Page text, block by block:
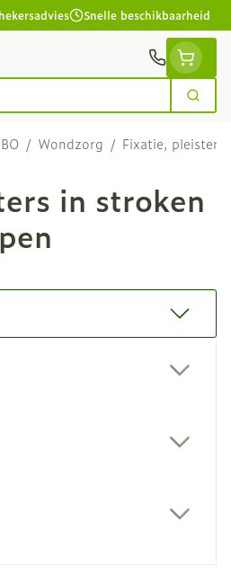
Snelle beschikbaarheid
Zoek
/ Wondzorg / Fixatie, pleisters
in stroken